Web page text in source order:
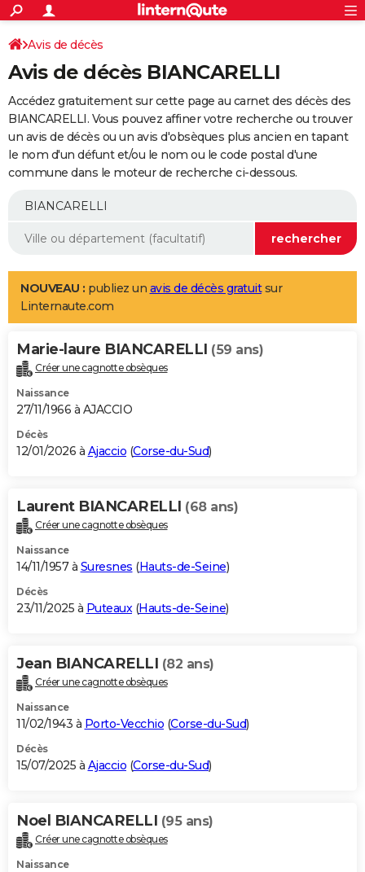
ACTUALITÉS
Politique
Société
Faits Divers
Education
Monde
Villes
+
SPORT
Coupe du monde 2026
Football
Tennis
Cyclisme
Rugby
Forum
Programme TV
TNT
Streaming
Cinéma
Sorties cinéma
Musique
+
FINANCE
Impôts
Immobilier
Risques naturels par ville
Banque
Assurance
Crédit
AUTO
Essais
Réserver un essai
Citadines
Berlines
SUV
Forum auto
+
Mobiles
Meilleur smartphone
Internet
Ordinateurs
Jeux vidéo
Guide high-tech
Aménagement intérieur
LIFESTYLE
Art de vivre
Bien-être
Loisirs
Mode
Modes de vie
Alimentation
Guide de la santé
Maladies
Médicaments
Sommeil
VOYAGE
Destinations
City break
Voyage nature
Voyage de noces
Forum
Climat
+PHOTO
GUIDES D'ACHAT
BONS PLANS
Carte de Noël
Carte Bonne année
Carte Saint-Valentin
Carte Pâques
Carte d'anniversaire
DICTIONNAIRE
Dictionnaire
Biographies
Citations
Expressions
Proverbes
PROGRAMME TV
S'inscrire
Se connecter
Lycées
Collèges
Primaires
Universités
Entreprises
Service militaire
Avis de recherche
AVIS DE DÉCÈS
Bricolage
Lifestyle
Culture
Sport
Auto
Television
Voyage
Cinema
Avis de décès
Avis de décès BIANCARELLI
Accédez gratuitement sur cette page au carnet des décès des
BIANCARELLI. Vous pouvez affiner votre recherche ou trouver
un avis de décès ou un avis d'obsèques plus ancien en tapant
le nom d'un défunt et/ou le nom ou le code postal d'une
commune dans le moteur de recherche ci-dessous.
NOUVEAU : publiez un avis de décès gratuitsur
Linternaute.com
Marie-laure BIANCARELLI (59 ans)
Créer une cagnotte obsèques
Naissance
27/11/1966 à AJACCIO
Décès
12/01/2026 à Ajaccio (Corse-du-Sud)
Laurent BIANCARELLI (68 ans)
Créer une cagnotte obsèques
Naissance
14/11/1957 à Suresnes (Hauts-de-Seine)
Décès
23/11/2025 à Puteaux(Hauts-de-Seine)
Jean BIANCARELLI (82 ans)
Créer une cagnotte obsèques
Naissance
11/02/1943 à Porto-Vecchio (Corse-du-Sud)
Décès
15/07/2025 à Ajaccio (Corse-du-Sud)
Noel BIANCARELLI (95 ans)
Créer une cagnotte obsèques
Naissance